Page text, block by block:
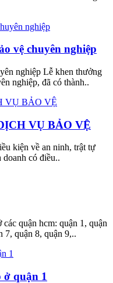
vệ chuyên nghiệp
nghiệp Lễ khen thưởng
nghiệp, đã có thành..
VỤ BẢO VỆ
kiện về an ninh, trật tự
có điều..
quận hcm: quận 1, quận
7, quận 8, quận 9,..
ở quận 1